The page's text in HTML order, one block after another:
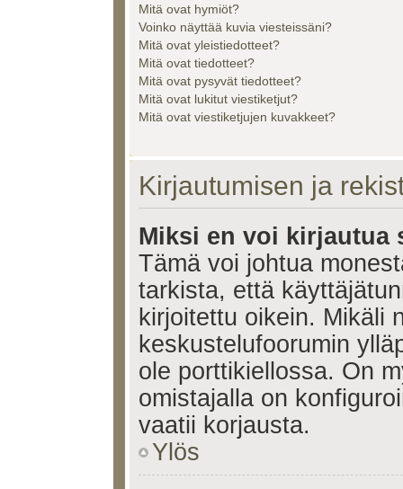
Mitä ovat hymiöt?
Voinko näyttää kuvia viesteissäni?
Mitä ovat yleistiedotteet?
Mitä ovat tiedotteet?
Mitä ovat pysyvät tiedotteet?
Mitä ovat lukitut viestiketjut?
Mitä ovat viestiketjujen kuvakkeet?
Kirjautumisen ja
Miksi en voi kirjautua
Tämä voi johtua
tarkista, että
kirjoitettu oikein. Mikäli
keskustelufoorumin
ole porttikiellossa. On
omistajalla on
vaatii korjausta.
Ylös